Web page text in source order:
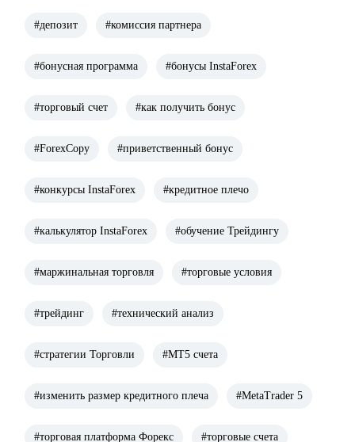
#депозит #комиссия партнера
#бонусная программа #бонусы InstaForex
#торговый счет #как получить бонус
#ForexCopy #приветственный бонус
#конкурсы InstaForex #кредитное плечо
#калькулятор InstaForex #обучение Трейдингу
#маржинальная торговля #торговые условия
#трейдинг #технический анализ
#стратегии Торговли #МТ5 счета
#изменить размер кредитного плеча #MetaTrader 5
#торговая платформа Форекс #торговые счета